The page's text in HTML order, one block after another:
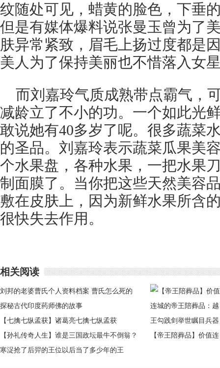
纹随处可见，蜡黄的脸色，下垂
但是有媒体爆料说张曼玉曾为了
肤异常紧致，眉毛上扬过度都是
美人为了保持美丽也不惜落入女
而刘嘉玲气质成熟带点霸气，
减龄立了不小的功。一个如此光
敢说她有40多岁了呢。很多蔬菜
的圣品。刘嘉玲表示蔬菜瓜果美
个水果盘，各种水果，一把水果
制面膜了。当你把这些天然美容
敷在皮肤上，因为新鲜水果所含
很快失去作用。
相关阅读
刘邦的老婆曹氏个人资料档案 曹氏怎么死的
探秘古代印度药师佛的故事
【七擒七纵孟获】诸葛亮七擒七纵孟获
【孙礼传奇人生】谁是三国政坛最牛不倒翁？
小人物孙礼的传奇人生
寒浞抢了后羿的王位以后当了多少年的王
【帝王陪葬品】价值连